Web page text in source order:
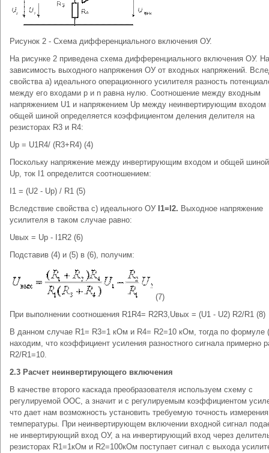
Рисунок 2 - Схема дифференциального включения ОУ.
На рисунке 2 приведена схема дифференциального включения ОУ.
зависимость выходного напряжения ОУ от входных напряжений.
свойства а) идеального операционного усилителя разность
между его входами p и n равна нулю. Соотношение между входным
напряжением U1 и напряжением Up между неинвертирующим входом
общей шиной определяется коэффициентом деления делителя на
резисторах R3 и R4:
Up = U1R4/ (R3+R4) (4)
Поскольку напряжение между инвертирующим входом и общей
Up, ток I1 определится соотношением:
I1 = (U2 - Up) / R1 (5)
Вследствие свойства c) идеального ОУ I1=I2. Выходное напряжение
усилителя в таком случае равно:
Uвых = Up - I1R2 (6)
Подставив (4) и (5) в (6), получим:
(7)
При выполнении соотношения R1R4= R2R3,Uвых = (U1 - U2) R2/R1 (8)
В данном случае R1= R3=1 кОм и R4= R2=10 кОм, тогда по формуле
находим, что коэффициент усиления разностного сигнала примерно
R2/R1=10.
2.3 Расчет неинвертирующего включения
В качестве второго каскада преобразователя используем схему с
регулируемой ООС, а значит и с регулируемым коэффициентом
что дает нам возможность установить требуемую точность измерения
температуры. При неинвертирующем включении входной сигнал
не инвертирующий вход ОУ, а на инвертирующий вход через
резисторах R1=1кОм и R2=100кОм поступает сигнал с выхода